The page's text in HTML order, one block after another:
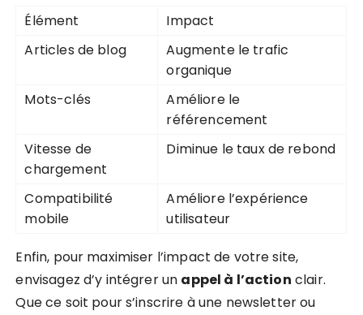
Élément
Impact
Articles de blog
Augmente le trafic
organique
Mots-clés
Améliore le
référencement
Vitesse de
chargement
Diminue le taux de rebond
Compatibilité
mobile
Améliore l’expérience
utilisateur
Enfin, pour maximiser l’impact de votre site,
envisagez d’y intégrer un appel à l’action clair.
Que ce soit pour s’inscrire à une newsletter ou